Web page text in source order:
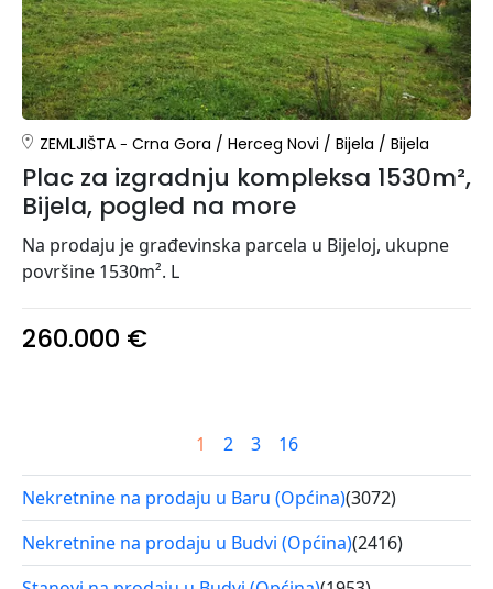
ZEMLJIŠTA Crna Gora / Herceg Novi / Bijela / Bijela
Plac za izgradnju kompleksa 1530m²,
Bijela, pogled na more
Na prodaju je građevinska parcela u Bijeloj, ukupne
površine 1530m². L
260.000 €
1 2 3 16
Nekretnine na prodaju u Baru (Općina)(3072)
Nekretnine na prodaju u Budvi (Općina)(2416)